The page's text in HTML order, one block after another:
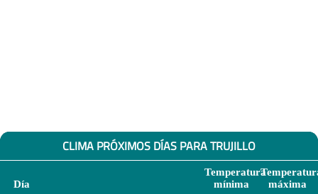
CLIMA PRÓXIMOS DÍAS PARA TRUJILLO
Día
Temperatura
mínima
máxima